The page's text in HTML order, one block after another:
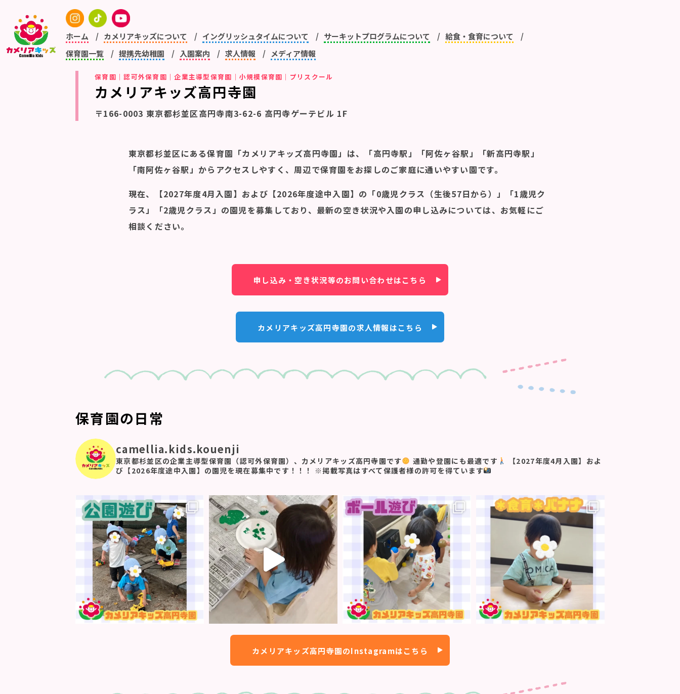
ホーム カメリアキッズについて イングリッシュタイムについて サーキットプログラムについて
給食・食育について
保育園一覧
提携先幼稚園 入園案内 求人情報 メディア情報
保育園｜認可外保育園｜企業主導型保育園｜小規模保育園｜プリスクール
カメリアキッズ高円寺園
〒166-0003 東京都杉並区高円寺南3-62-6 高円寺ゲーテビル 1F
東京都杉並区にある保育園「カメリアキッズ高円寺園」は、「高円寺駅」「阿佐ヶ谷駅」「新高円寺駅」
「南阿佐ヶ谷駅」からアクセスしやすく、周辺で保育園をお探しのご家庭に通いやすい園です。
現在、【2027年度4月入園】および【2026年度途中入園】の「0歳児クラス（生後57日から）」「1歳児ク
ラス」「2歳児クラス」の園児を募集しており、最新の空き状況や入園の申し込みについては、お気軽にご
相談ください。
申し込み・空き状況等のお問い合わせはこちら
カメリアキッズ高円寺園の求人情報はこちら
保育園の日常
camellia.kids.kouenji
東京都杉並区の企業主導型保育園（認可外保育園）、カメリアキッズ高円寺園です 通勤や登園にも最適です
【2027年度4月入園】およ
び【2026年度途中入園】の園児を現在募集中です！！！
※掲載写真はすべて保護者様の許可を得ています
カメリアキッズ高円寺園のInstagramはこちら